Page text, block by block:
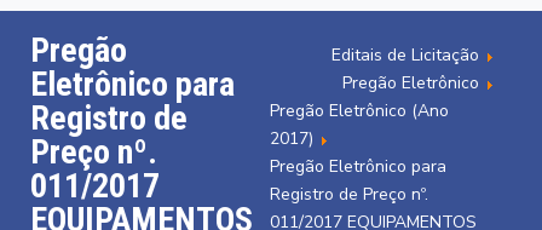
Pregão
Eletrônico para
Registro de
Preço nº.
011/2017
EQUIPAMENTOS
Editais de Licitação
Pregão Eletrônico
Pregão Eletrônico (Ano
2017)
Pregão Eletrônico para
Registro de Preço nº.
011/2017 EQUIPAMENTOS